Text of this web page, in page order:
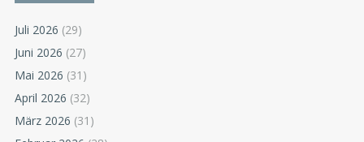
Juli 2026 (29)
Juni 2026 (27)
Mai 2026 (31)
April 2026 (32)
März 2026 (31)